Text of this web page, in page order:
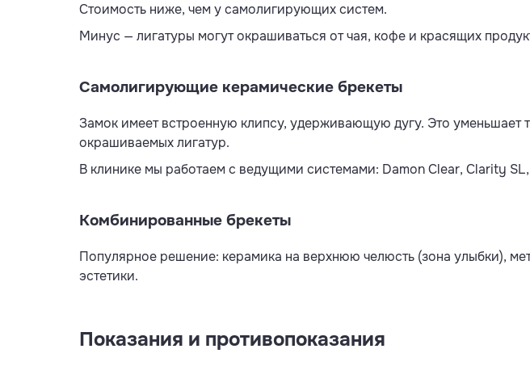
Стоимость ниже, чем у самолигирующих систем.
Минус — лигатуры могут окрашиваться от чая, кофе и красящих
Самолигирующие керамические брекеты
Замок имеет встроенную клипсу, удерживающую дугу. Это уменьшает
окрашиваемых лигатур.
В клинике мы работаем с ведущими системами: Damon Clear, Clarity
Комбинированные брекеты
Популярное решение: керамика на верхнюю челюсть (зона улыбки),
эстетики.
Показания и противопоказания